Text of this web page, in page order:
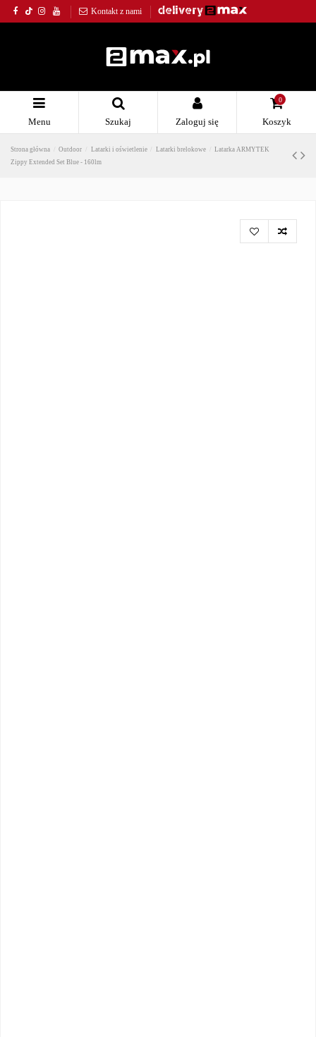
Kontakt z nami
Menu Szukaj Zaloguj się
0
Koszyk
Strona główna Outdoor Latarki i oświetlenie Latarki brelokowe
Latarka ARMYTEK
Zippy Extended Set Blue - 160lm